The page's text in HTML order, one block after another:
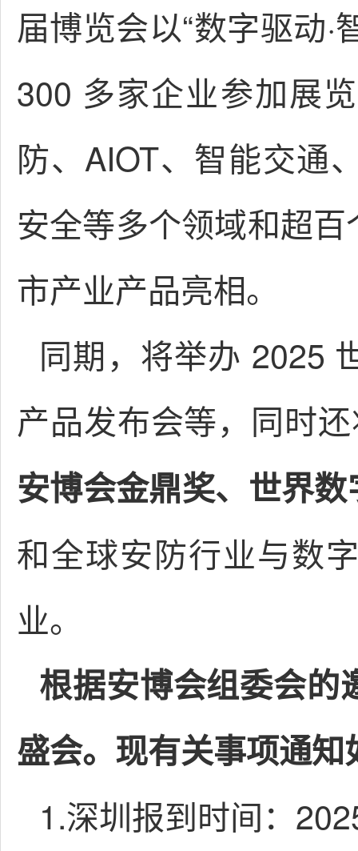
届博览会以“数字驱动
300 多家企业参加展
防、AIOT、智能交通
安全等多个领域和超
市产业产品亮相。
同期，将举办 2025
产品发布会等，同时
安博会金鼎奖、世界
和全球安防行业与数
业。
根据安博会组委会的
盛会。 现有关事项通知
1.深圳报到时间：